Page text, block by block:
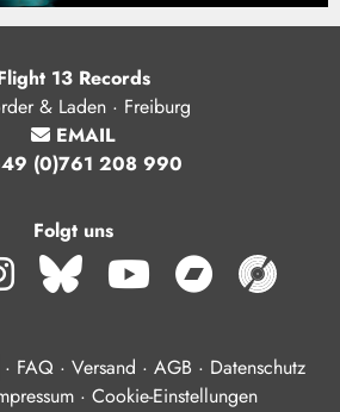
13 Records
& Laden · Freiburg
EMAIL
(0)761 208 990
Folgt uns
· FAQ · Versand · AGB · Datenschutz
· Cookie-Einstellungen